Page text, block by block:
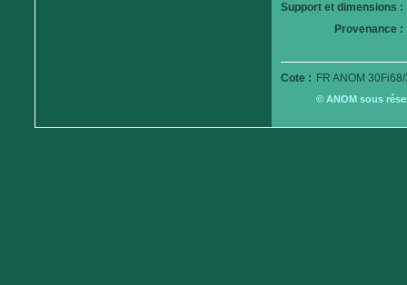
Support et dimensions :
Provenance :
Cote : FR ANOM
© ANOM sous